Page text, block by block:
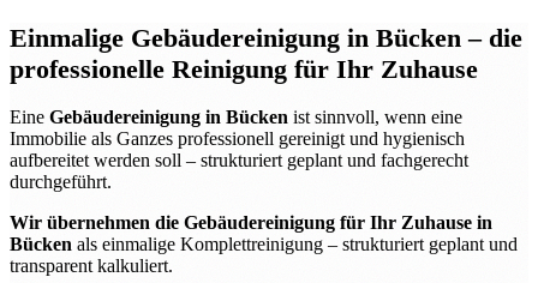
Einmalige Gebäudereinigung in Bücken– die
professionelle Reinigung für Ihr Zuhause
Eine Gebäudereinigung in Bücken ist sinnvoll, wenn eine
Immobilie als Ganzes professionell gereinigt und hygienisch
aufbereitet werden soll – strukturiert geplant und fachgerecht
durchgeführt.
Wir übernehmen die Gebäudereinigung für Ihr Zuhause in
Bücken als einmalige Komplettreinigung – strukturiert geplant und
transparent kalkuliert.